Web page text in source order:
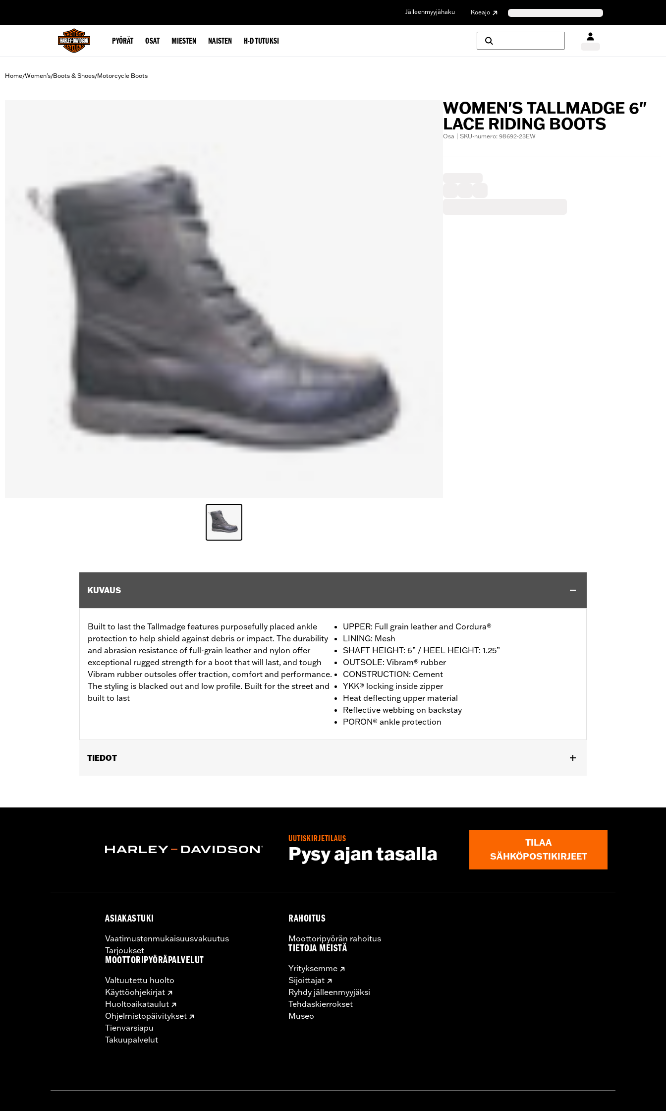
Jälleenmyyjähaku Koeajo
PYÖRÄT OSAT MIESTEN NAISTEN H-D TUTUKSI
Home/Women's/Boots & Shoes/Motorcycle Boots
WOMEN'S TALLMADGE 6"
LACE RIDING BOOTS
Osa | SKU-numero: 98692-23EW
KUVAUS
Built to last the Tallmadge features purposefully placed ankle
protection to help shield against debris or impact. The durability
and abrasion resistance of full-grain leather and nylon offer
exceptional rugged strength for a boot that will last, and tough
Vibram rubber outsoles offer traction, comfort and performance.
The styling is blacked out and low profile. Built for the street and
built to last
UPPER: Full grain leather and Cordura®
LINING: Mesh
SHAFT HEIGHT: 6” / HEEL HEIGHT: 1.25”
OUTSOLE: Vibram® rubber
CONSTRUCTION: Cement
YKK® locking inside zipper
Heat deflecting upper material
Reflective webbing on backstay
PORON® ankle protection
TIEDOT
Origin:Imported
UUTISKIRJETILAUS
Pysy ajan tasalla
TILAA
SÄHKÖPOSTIKIRJEET
ASIAKASTUKI
Vaatimustenmukaisuusvakuutus
Tarjoukset
MOOTTORIPYÖRÄPALVELUT
Valtuutettu huolto
Käyttöohjekirjat
Huoltoaikataulut
Ohjelmistopäivitykset
Tienvarsiapu
Takuupalvelut
RAHOITUS
Moottoripyörän rahoitus
TIETOJA MEISTÄ
Yrityksemme
Sijoittajat
Ryhdy jälleenmyyjäksi
Tehdaskierrokset
Museo